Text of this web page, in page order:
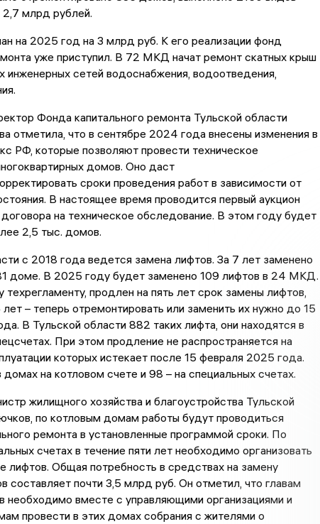
2,7 млрд рублей.
на 2025 год на 3 млрд руб. К его реализации фонд
уже приступил. В 72 МКД начат ремонт скатных крыш
инженерных сетей водоснабжения, водоотведения,
Фонда капитального ремонта Тульской области
отметила, что в сентябре 2024 года внесены изменения в
РФ, которые позволяют провести техническое
домов. Оно даст
сроки проведения работ в зависимости от
В настоящее время проводится первый аукцион
на техническое обследование. В этом году будет
2,5 тыс. домов.
с 2018 года ведется замена лифтов. За 7 лет заменено
доме. В 2025 году будет заменено 109 лифтов в 24 МКД.
техрегламенту, продлен на пять лет срок замены лифтов,
– теперь отремонтировать или заменить их нужно до 15
В Тульской области 882 таких лифта, они находятся в
При этом продление не распространяется на
которых истекает после 15 февраля 2025 года.
на котловом счете и 98 – на специальных счетах.
жилищного хозяйства и благоустройства Тульской
по котловым домам работы будут проводиться
ремонта в установленные программой сроки. По
счетах в течение пяти лет необходимо организовать
лифтов. Общая потребность в средствах на замену
составляет почти 3,5 млрд руб. Он отметил, что главам
необходимо вместе с управляющими организациями и
провести в этих домах собрания с жителями о